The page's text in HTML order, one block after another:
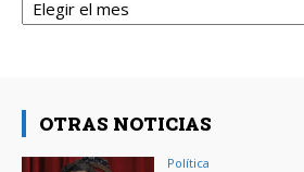
OTRAS NOTICIAS
Política